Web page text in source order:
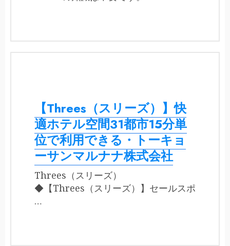
【Threes（スリーズ）】快
適ホテル空間31都市15分単
位で利用できる・トーキョ
ーサンマルナナ株式会社
Threes（スリーズ）
◆【Threes（スリーズ）】セールスポ
…